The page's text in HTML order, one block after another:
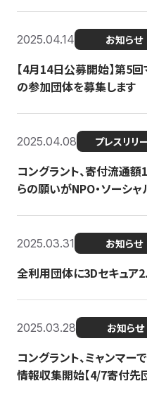
2025.04.14 お知らせ
【4月14日公募開始】第5
の参加団体を募集します
2025.04.08 プレスリリ
コングラント、寄付流通
らの願いがNPO・ソーシ
2025.03.31 お知らせ
全利用団体に3Dセキュア
2025.03.28 お知らせ
コングラント、ミャンマ
情報収集開始【4/7寄付先